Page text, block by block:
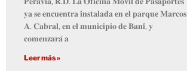
𝐲𝐚 𝐬𝐞 𝐞𝐧𝐜𝐮𝐞𝐧𝐭𝐫𝐚 𝐢𝐧𝐬𝐭𝐚𝐥𝐚𝐝𝐚 𝐞𝐧 𝐞𝐥 𝐩𝐚𝐫𝐪𝐮𝐞 𝐌𝐚𝐫𝐜𝐨𝐬
𝐀. 𝐂𝐚𝐛𝐫𝐚𝐥, 𝐞𝐧 𝐞𝐥 𝐦𝐮𝐧𝐢𝐜𝐢𝐩𝐢𝐨 𝐝𝐞 𝐁𝐚𝐧𝐢́, 𝐲
𝐜𝐨𝐦𝐞𝐧𝐳𝐚𝐫𝐚́ 𝐚
Leer más »